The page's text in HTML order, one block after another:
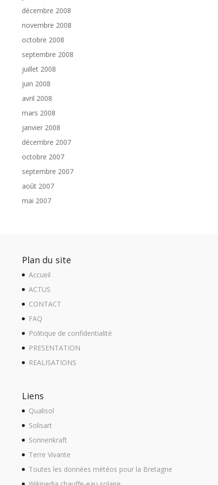
décembre 2008
novembre 2008
octobre 2008
septembre 2008
juillet 2008
juin 2008
avril 2008
mars 2008
janvier 2008
décembre 2007
octobre 2007
septembre 2007
août 2007
mai 2007
Plan du site
Accueil
ACTUS
CONTACT
FAQ
Politique de confidentialité
PRESENTATION
REALISATIONS
Liens
Qualisol
Solisart
Sonnenkraft
Terre Vivante
Toutes les données météos pour la Bretagne